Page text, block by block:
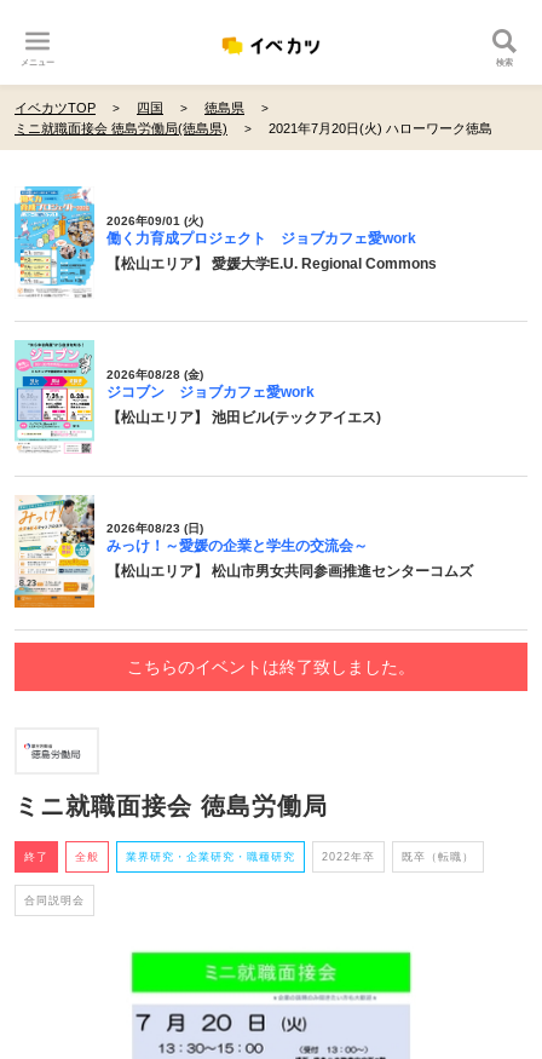
メニュー 検索
イベカツTOP 四国
徳島県
ミニ就職面接会 徳島労働局(徳島県)
2021年7月20日(火) ハローワーク徳島
2026年09/01 (火)
働く力育成プロジェクト ジョブカフェ愛work
【松山エリア】 愛媛大学E.U. Regional Commons
2026年08/28 (金)
ジコブン ジョブカフェ愛work
【松山エリア】 池田ビル(テックアイエス)
2026年08/23 (日)
みっけ！～愛媛の企業と学生の交流会～
【松山エリア】 松山市男女共同参画推進センターコムズ
こちらのイベントは終了致しました。
ミニ就職面接会 徳島労働局
終了 全般 業界研究・企業研究・職種研究 2022年卒 既卒（転職）
合同説明会